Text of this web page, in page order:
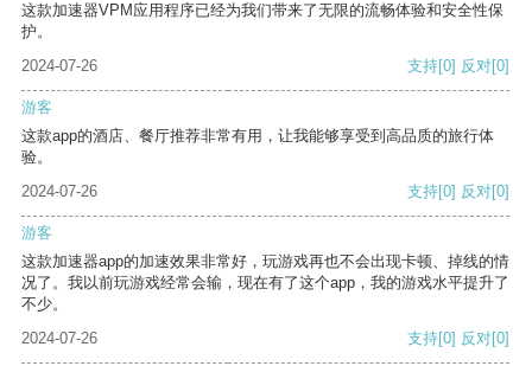
这款加速器VPM应用程序已经为我们带来了无限的流畅体验和安全性保
护。
2024-07-26
支持[0] 反对[0]
游客
这款app的酒店、餐厅推荐非常有用，让我能够享受到高品质的旅行体
验。
2024-07-26
支持[0] 反对[0]
游客
这款加速器app的加速效果非常好，玩游戏再也不会出现卡顿、掉线的情
况了。我以前玩游戏经常会输，现在有了这个app，我的游戏水平提升了
不少。
2024-07-26
支持[0] 反对[0]